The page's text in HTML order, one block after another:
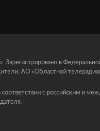
в
АО «Областной
с российским и